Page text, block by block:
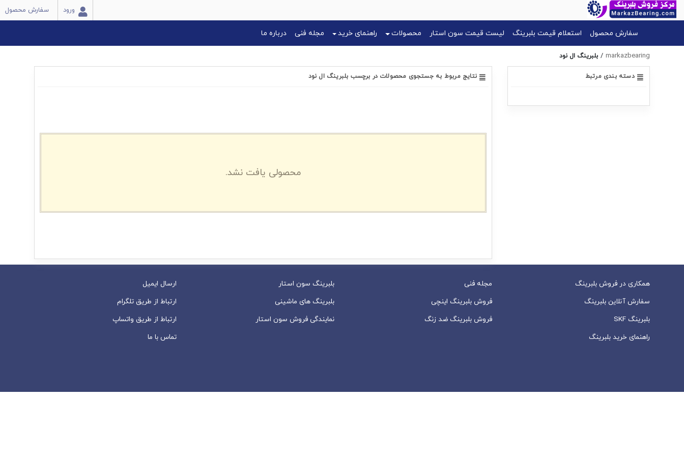
سفارش محصول ورود
سفارش محصول استعلام قیمت بلبرینگ لیست قیمت سون استار محصولات راهنمای خرید مجله فنی درباره ما
markazbearing
/ بلبرینگ ال نود
دسته بندی مرتبط نتایج مربوط به جستجوی محصولات در برچسب بلبرینگ ال نود
محصولی یافت نشد.
همکاری در فروش بلبرینگ
سفارش آنلاین بلبرینگ
بلبرینگ SKF
راهنمای خرید بلبرینگ
مجله فنی
فروش بلبرینگ اینچی
فروش بلبرینگ ضد زنگ
بلبرینگ سون استار
بلبرینگ های ماشینی
نمایندگی فروش سون استار
ارسال ایمیل
ارتباط از طریق تلگرام
ارتباط از طریق واتساپ
تماس با ما